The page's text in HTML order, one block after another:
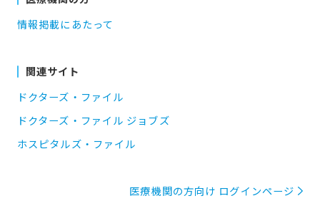
情報掲載にあたって
関連サイト
ドクターズ・ファイル
ドクターズ・ファイル ジョブズ
ホスピタルズ・ファイル
医療機関の方向け ログインページ